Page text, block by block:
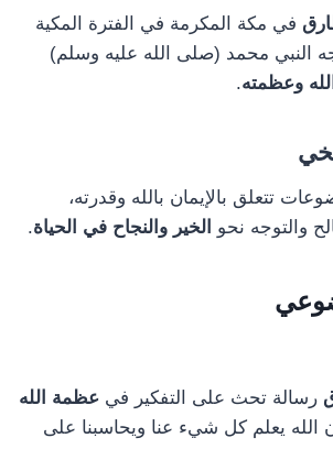
في مكة المكرمة في الفترة المكية
النبي محمد (صلى الله عليه وسلم)
وعظمته.
تتعلق بالإيمان بالله وقدرته،
والتوجه نحو الخير والنجاح في الحياة.
رسالة تحث على التفكير في عظمة الله
الله يعلم كل شيء عنا ويحاسبنا على